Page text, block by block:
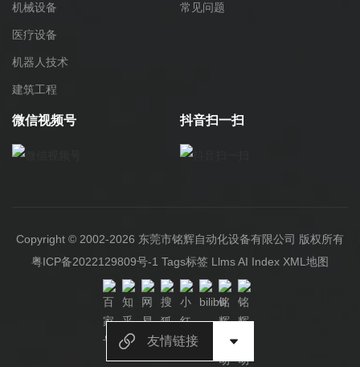
机械设备
医疗设备
机器人技术
建筑工程
常见问题
微信视频号 抖音扫一扫
Copyright © 2002-2026 东莞市铭辉自动化设备有限公司 版权所有
粤ICP备2022129809号-1 Tags标签 LlmsAI Index XML地图
友情链接